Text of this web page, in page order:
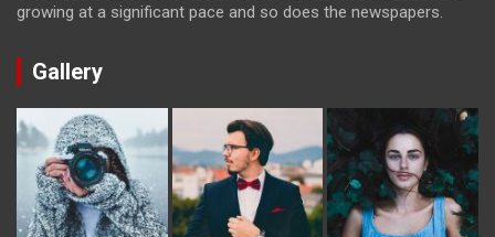
growing at a significant pace and so does the newspapers.
Gallery